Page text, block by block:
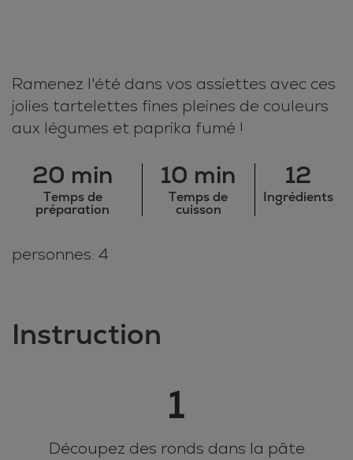
Ramenez l'été dans vos assiettes avec ces
jolies tartelettes fines pleines de couleurs
aux légumes et paprika fumé !
20 min
Temps de
préparation
10 min
Temps de
cuisson
12
Ingrédients
personnes: 4
Instruction
1
Découpez des ronds dans la pâte